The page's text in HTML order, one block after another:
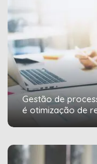
Gestão de
é otimização de